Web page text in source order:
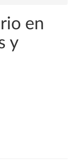
en
y